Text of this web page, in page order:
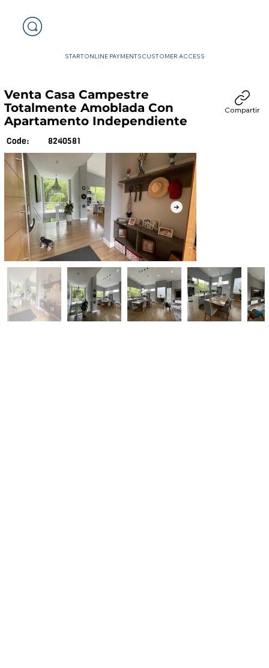
STARTONLINE PAYMENTSCUSTOMER ACCESS
Venta Casa Campestre
Totalmente Amoblada Con
Apartamento Independiente
Code: 8240581
Compartir